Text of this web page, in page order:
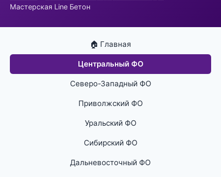
Мастерская Line Бетон
🏠 Главная
Центральный ФО
Северо-Западный ФО
Приволжский ФО
Уральский ФО
Сибирский ФО
Дальневосточный ФО